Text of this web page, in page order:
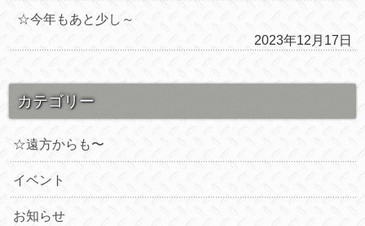
☆今年もあと少し～
2023年12月17日
カテゴリー
☆遠方からも〜
イベント
お知らせ